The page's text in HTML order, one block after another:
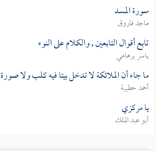
سورة المسد
ماجد فاروق
تابع أقوال التابعين , والكلام على النوء
ياسر برهامي
ما جاء أن الملائكة لا تدخل بيتا فيه كلب ولا صورة
أحمد حطيبة
يا مركزي
أبو عبد الملك